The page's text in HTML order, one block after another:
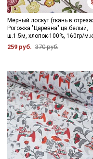
Мерный лоскут (ткань в
Рогожка "Царевна" цв.белый,
ш.1.5м, хлопок-100%, 160гр/
259 руб. 370 руб.